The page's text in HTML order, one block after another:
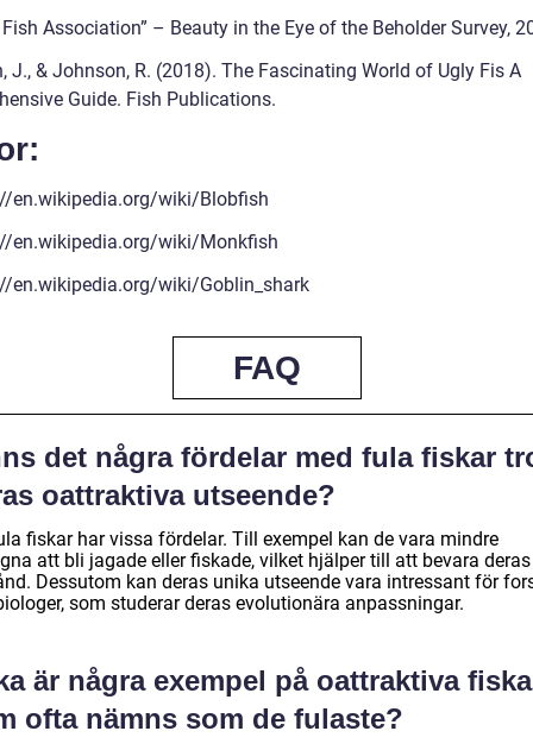
Fish Association” – Beauty in the Eye of the Beholder Survey,
J., & Johnson, R. (2018). The Fascinating World of Ugly Fis A
Guide. Fish Publications.
en.wikipedia.org/wiki/Blobfish
en.wikipedia.org/wiki/Monkfish
en.wikipedia.org/wiki/Goblin_shark
FAQ
det några fördelar med fula fiskar
oattraktiva utseende?
fiskar har vissa fördelar. Till exempel kan de vara mindre
att bli jagade eller fiskade, vilket hjälper till att bevara deras
Dessutom kan deras unika utseende vara intressant för
som studerar deras evolutionära anpassningar.
är några exempel på oattraktiva
ofta nämns som de fulaste?